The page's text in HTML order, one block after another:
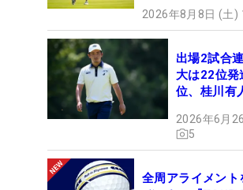
2026年8月8日 (土)
出場2試合
大は22位
位、桂川有
2026年6月
5
全周アライメント